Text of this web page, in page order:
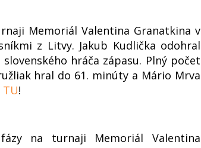
Memoriál Valentina Granatkina v
z Litvy. Jakub Kudlička odohral
hráča zápasu. Plný počet
hral do 61. minúty a Mário Mrva
TU!
na turnaji Memoriál Valentina